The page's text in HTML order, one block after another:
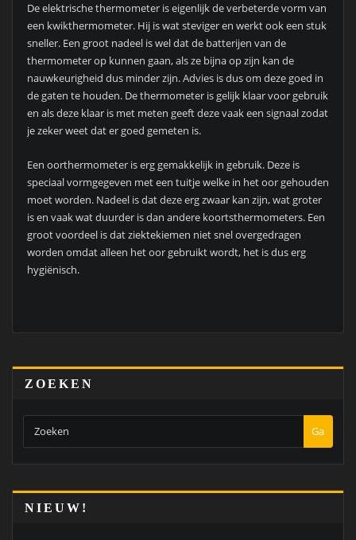
De elektrische thermometer is eigenlijk de verbeterde vorm van
een kwikthermometer. Hij is wat steviger en werkt ook een stuk
sneller. Een groot nadeel is wel dat de batterijen van de
thermometer op kunnen gaan, als ze bijna op zijn kan de
nauwkeurigheid dus minder zijn. Advies is dus om deze goed in
de gaten te houden. De thermometer is gelijk klaar voor gebruik
en als deze klaar is met meten geeft deze vaak een signaal zodat
je zeker weet dat er goed gemeten is.
Een oorthermometer is erg gemakkelijk in gebruik. Deze is
speciaal vormgegeven met een tuitje welke in het oor gehouden
moet worden. Nadeel is dat deze erg zwaar kan zijn, wat groter
is en vaak wat duurder is dan andere koortsthermometers. Een
groot voordeel is dat ziektekiemen niet snel overgedragen
worden omdat alleen het oor gebruikt wordt, het is dus erg
hygiënisch.
ZOEKEN
Ga
NIEUW!